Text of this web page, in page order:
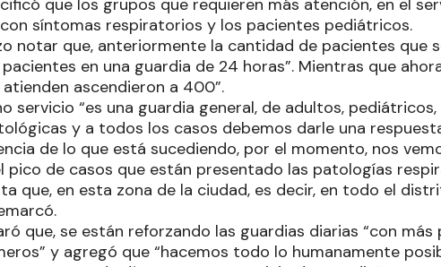
que los grupos que requieren más atención, en el
síntomas respiratorios y los pacientes pediátricos.
notar que, anteriormente la cantidad de pacientes que
pacientes en una guardia de 24 horas”. Mientras que
ascendieron a 400”.
servicio “es una guardia general, de adultos,
y a todos los casos debemos darle una
de lo que está sucediendo, por el momento, nos
pico de casos que están presentado las patologías
que, en esta zona de la ciudad, es decir, en todo el
que, se están reforzando las guardias diarias “con más
y agregó que “hacemos todo lo humanamente